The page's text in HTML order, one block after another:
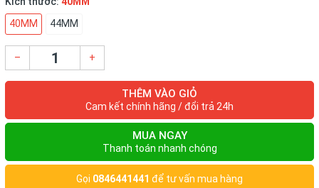
40MM
44MM
– +
THÊM VÀO GIỎ
Cam kết chính hãng / đổi trả 24h
MUA NGAY
Thanh toán nhanh chóng
Gọi 0846441441 để tư vấn mua hàng